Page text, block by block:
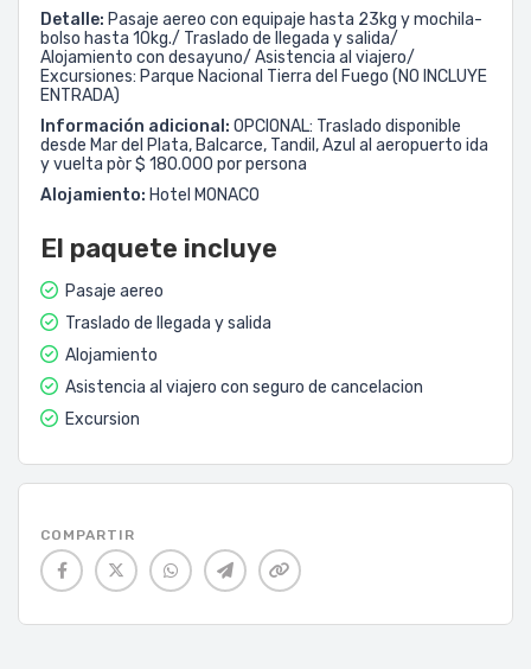
Detalle: Pasaje aereo con equipaje hasta 23kg y mochila-
bolso hasta 10kg./ Traslado de llegada y salida/
Alojamiento con desayuno/ Asistencia al viajero/
Excursiones: Parque Nacional Tierra del Fuego (NO INCLUYE
ENTRADA)
Información adicional: OPCIONAL: Traslado disponible
desde Mar del Plata, Balcarce, Tandil, Azul al aeropuerto ida
y vuelta pòr $ 180.000 por persona
Alojamiento: Hotel MONACO
El paquete incluye
Pasaje aereo
Traslado de llegada y salida
Alojamiento
Asistencia al viajero con seguro de cancelacion
Excursion
COMPARTIR